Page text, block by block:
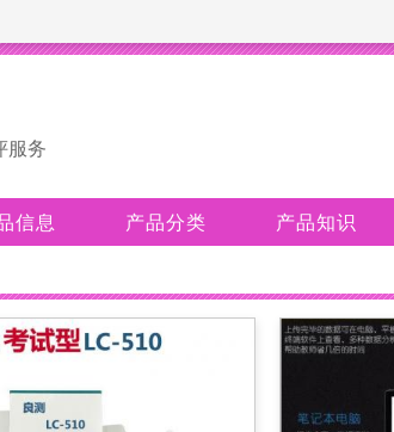
服务
信息 产品分类 产品知识